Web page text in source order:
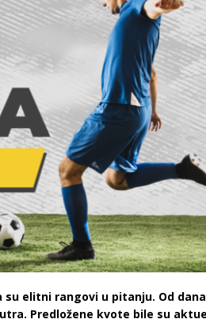
elitni rangovi u pitanju. Od
Predložene kvote bile su